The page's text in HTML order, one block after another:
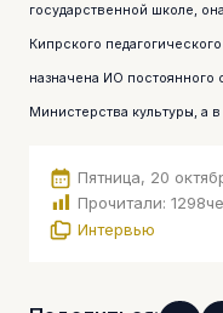
государственной школе,
Кипрского
назначена ИО постоянного
Министерства культуры, а
Пятница, 20
Прочитали: 1298
Интервью